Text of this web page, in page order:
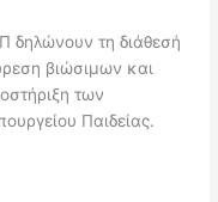
δηλώνουν τη διάθεσή
βιώσιμων και
των
Παιδείας.